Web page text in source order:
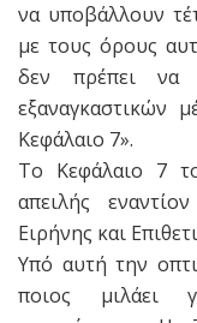
να υποβάλλουν
με τους όρους
δεν πρέπει να
εξαναγκαστικών
Κεφάλαιο 7».
Το Κεφάλαιο 7
απειλής
Ειρήνης και
Υπό αυτή την
ποιος μιλάει